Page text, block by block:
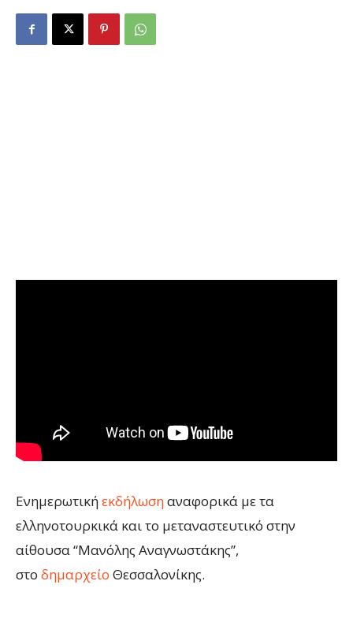
Ενημερωτικήεκδήλωσηαναφορικά με τα
ελληνοτουρκικά και το μεταναστευτικό στην
αίθουσα “Μανόλης Αναγνωστάκης”,
στο δημαρχείο Θεσσαλονίκης.